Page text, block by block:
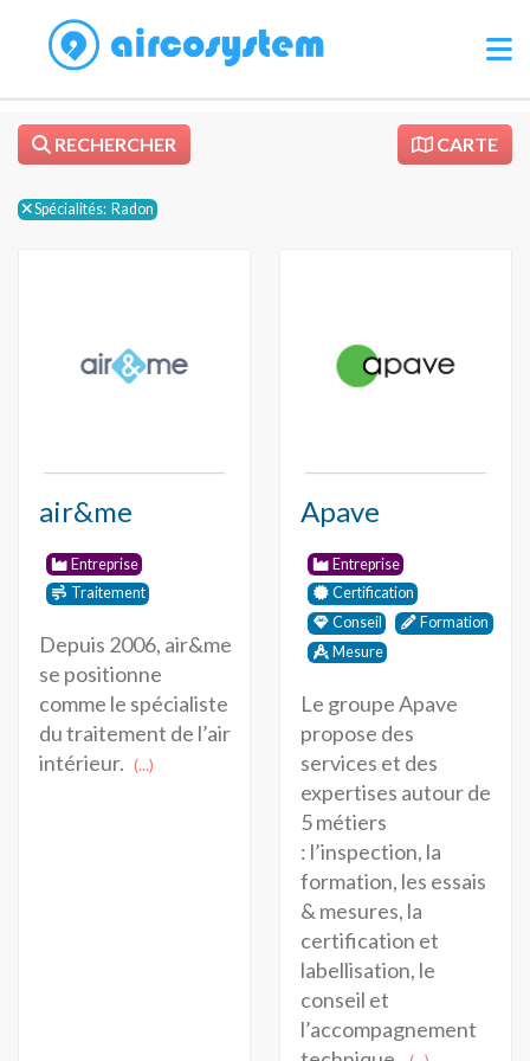
RECHERCHER CARTE
Spécialités: Radon
air&me
Entreprise
Traitement
Depuis 2006, air&me
se positionne
comme le spécialiste
du traitement de l’air
intérieur. (...)
Apave
Entreprise
Certification
Conseil
Formation
Mesure
Le groupe Apave
propose des
services et des
expertises autour de
5 métiers
: l’inspection, la
formation, les essais
& mesures, la
certification et
labellisation, le
conseil et
l’accompagnement